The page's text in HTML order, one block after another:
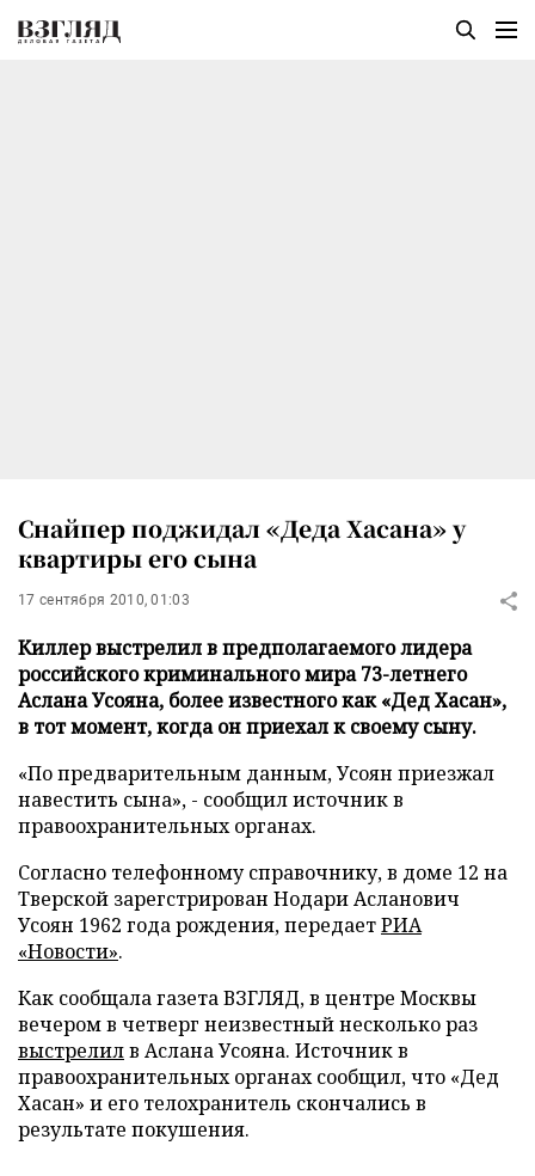
Снайпер поджидал «Деда Хасана» у
квартиры его сына
17 сентября 2010, 01:03
Киллер выстрелил в предполагаемого лидера
российского криминального мира 73-летнего
Аслана Усояна, более известного как «Дед Хасан»,
в тот момент, когда он приехал к своему сыну.
«По предварительным данным, Усоян приезжал
навестить сына», - сообщил источник в
правоохранительных органах.
Согласно телефонному справочнику, в доме 12 на
Тверской зарегстрирован Нодари Асланович
Усоян 1962 года рождения, передаетРИА
«Новости».
Как сообщала газета ВЗГЛЯД, в центре Москвы
вечером в четверг неизвестный несколько раз
выстрелилв Аслана Усояна. Источник в
правоохранительных органах сообщил, что «Дед
Хасан» и его телохранитель скончались в
результате покушения.